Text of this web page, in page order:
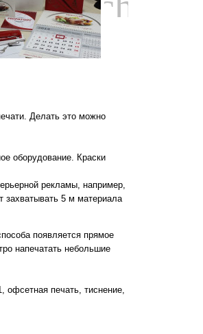
Делать это можно
оборудование. Краски
рекламы, например,
захватывать 5 м материала
появляется прямое
напечатать небольшие
офсетная печать, тиснение,